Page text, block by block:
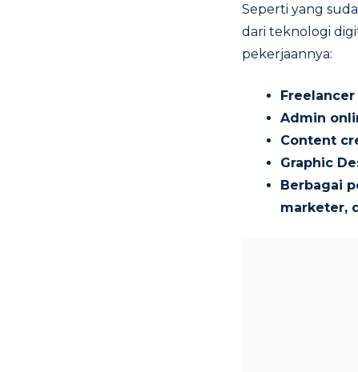
Seperti yang
dari teknologi
pekerjaannya:
Admin
Content
Graphic
Berbagai
marketer,